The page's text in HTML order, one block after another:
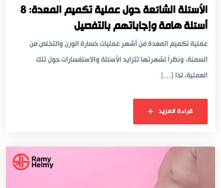
الأسئلة الشائعة حول عملية تكميم المعدة: 8
أسئلة هامة وإجاباتهم بالتفصيل
عملية تكميم المعدة من أشهر عمليات خسارة الوزن والتخلص من
السمنة، ونظراً لشهرتها تتزايد الأسئلة والاستفسارات حول تلك
العملية، لذا […]
قراءة المزيد